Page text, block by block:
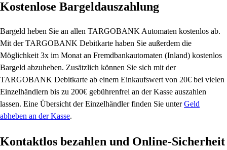
Kostenlose Bargeldauszahlung
Bargeld heben Sie an allen TARGOBANK Automaten kostenlos ab.
Mit der TARGOBANK Debitkarte haben Sie außerdem die
Möglichkeit 3x im Monat an Fremdbankautomaten (Inland) kostenlos
Bargeld abzuheben. Zusätzlich können Sie sich mit der
TARGOBANK Debitkarte ab einem Einkaufswert von 20€ bei vielen
Einzelhändlern bis zu 200€ gebührenfrei an der Kasse auszahlen
lassen. Eine Übersicht der Einzelhändler finden Sie unterGeld
abheben an der Kasse.
Kontaktlos bezahlen und Online-Sicherheit